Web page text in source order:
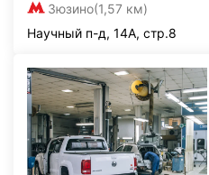
Зюзино(1,57 км)
Научный п-д, 14А, стр.8